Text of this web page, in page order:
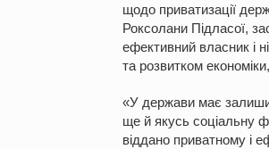
щодо приватизації
Роксолани Підласої,
ефективний власник і
та розвитком
«У держави має
ще й якусь соціальну
віддано приватному і